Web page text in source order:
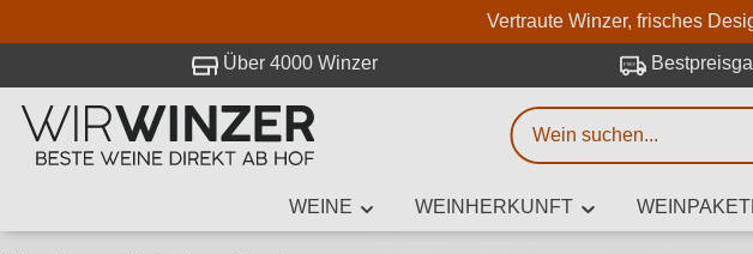
Vertraute Winzer, frisches
Über 4000 Winzer
WEINE WEINHERKUNFT
Weinsuche
Mindestens 3 Zeichen eingeben
bei WirWinzer.